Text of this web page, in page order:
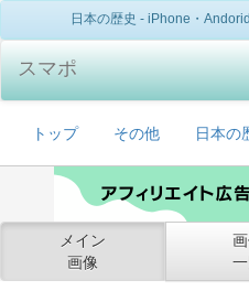
日本の歴史 - iPhone・
スマポ
トップ その他 日本の
メイン
画像